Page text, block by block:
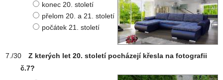
konec 20. století
přelom 20. a 21. století
počátek 21. století
Z kterých let 20. století pocházejí křesla na fotografii
č.7?